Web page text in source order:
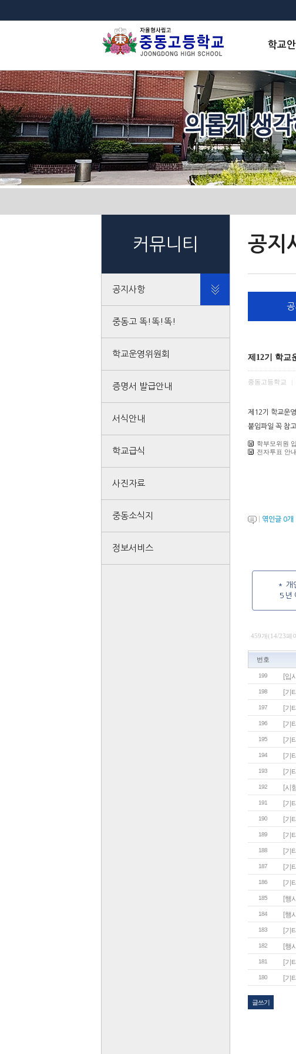
학교안
커뮤니티
공지사항
중동고 똑!똑!똑!
학교운영위원회
증명서 발급안내
서식안내
학교급식
사진자료
중동소식지
정보서비스
공지
제12기 학교
중동고등학교
제12기 학교운
붙임파일 꼭 참
학부모위원
전자투표 안
엮인글 0개
* 개
5년
459개(14/23페
번호
199 [입
198 [기
197 [기
196 [기
195 [기
194 [기
193 [기
192 [시
191 [기
190 [기
189 [기
188 [기
187 [기
186 [기
185 [행
184 [행
183 [기
182 [행
181 [기
180 [기
글쓰기